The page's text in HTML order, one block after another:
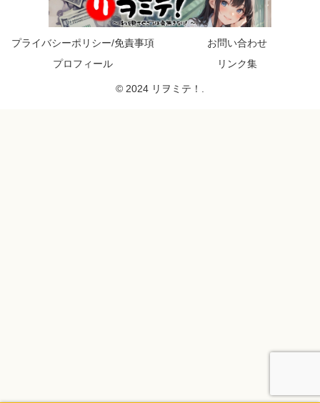
プライバシーポリシー/免責事項
お問い合わせ
プロフィール
リンク集
© 2024 リヲミテ！.